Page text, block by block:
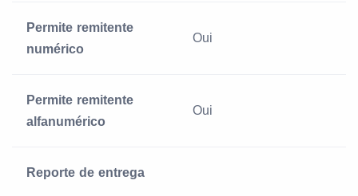
Permite remitente
numérico
Oui
Permite remitente
alfanumérico
Oui
Reporte de entrega